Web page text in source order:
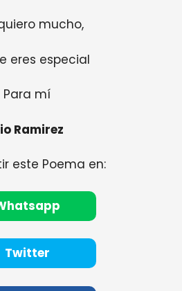
mucho,
eres especial
Para mí
Ramirez
este Poema en:
Twitter